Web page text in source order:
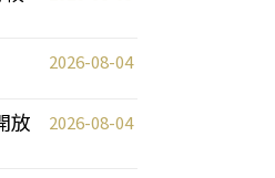
2026-08-04
放
2026-08-04